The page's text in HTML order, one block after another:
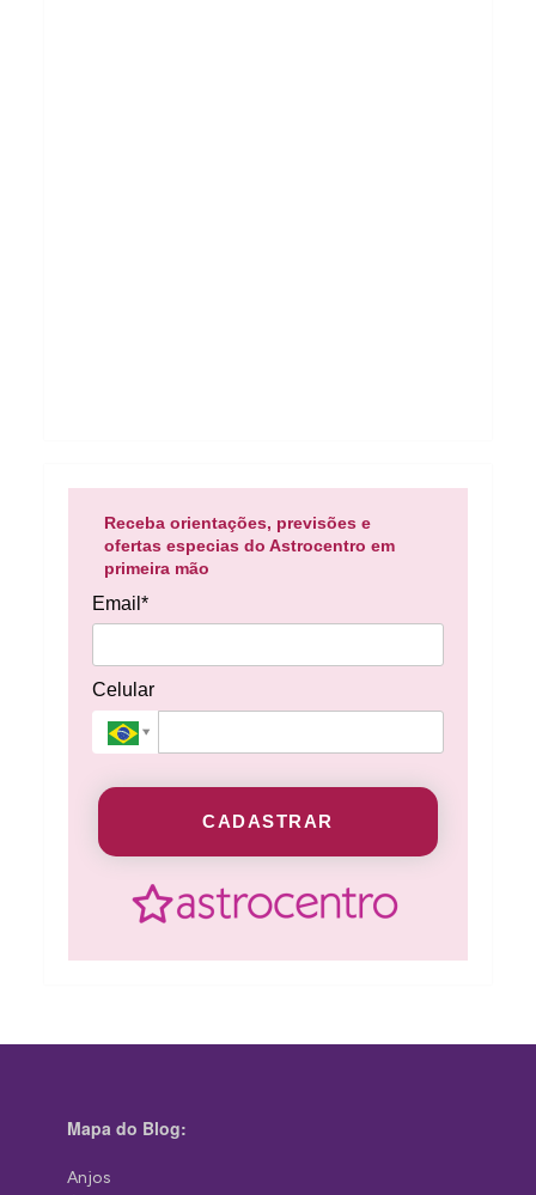
Receba orientações, previsões e
ofertas especias do Astrocentro em
primeira mão
Email*
Celular
CADASTRAR
Mapa do Blog:
Anjos